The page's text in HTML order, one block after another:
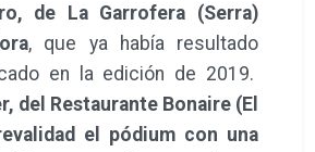
de La Garrofera (Serra)
, que ya había resultado
en la edición de 2019.
del Restaurante Bonaire (El
el pódium con una